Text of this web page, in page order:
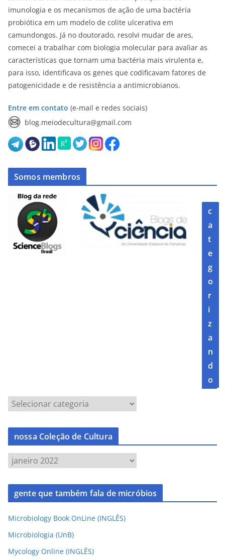
imunologia e os mecanismos de ação de uma bactéria
probiótica em um modelo de colite ulcerativa em
camundongos. Já no doutorado, resolvi mudar de ares,
comecei a trabalhar com biologia molecular para avaliar as
características que tornam uma bactéria mais virulenta e,
para isso, identificava os genes que codificavam fatores de
patogenicidade e de resistência a antimicrobianos.
Entre em contato (e-mail e redes sociais)
blog.meiodecultura@gmail.com
Somos membros
c
a
t
e
g
o
r
i
z
a
n
d
o
nossa Coleção de Cultura
gente que também fala de micróbios
Microbiology Book OnLine (INGLÊS)
Microbiologia (UnB)
Mycology Online (INGLÊS)